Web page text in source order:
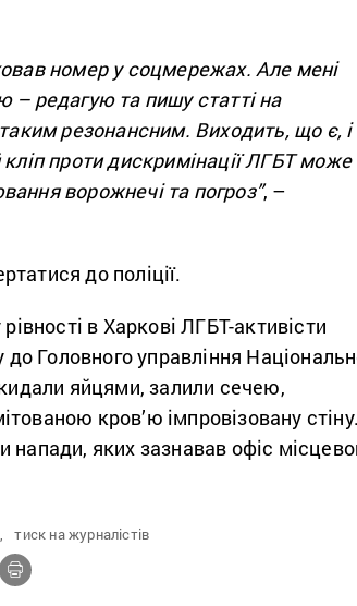
номер у соцмережах. Але мені
– редагую та пишу статті на
резонансним. Виходить, що є, і
кліп проти дискримінації ЛГБТ може
ворожнечі та погроз”, –
до поліції.
в Харкові ЛГБТ-активісти
Головного управління
яйцями, залили сечею,
кров’ю імпровізовану
напади, яких зазнавав офіс
тиск на журналістів